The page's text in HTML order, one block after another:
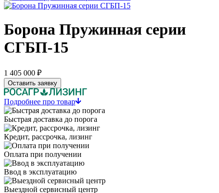
Борона Пружинная серии
СГБП-15
1 405 000 ₽
Оставить заявку
Подробнее про товар
Быстрая доставка до порога
Кредит, рассрочка, лизинг
Оплата при получении
Ввод в эксплуатацию